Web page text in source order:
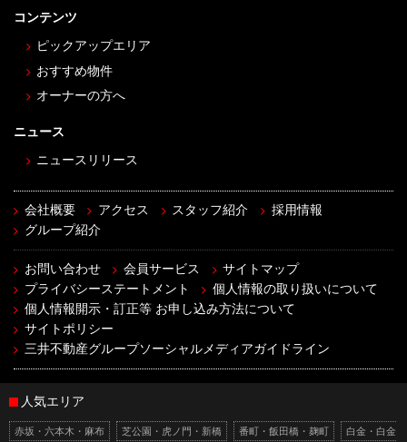
コンテンツ
ピックアップエリア
おすすめ物件
オーナーの方へ
ニュース
ニュースリリース
会社概要 アクセス スタッフ紹介
採用情報
グループ紹介
お問い合わせ 会員サービス
サイトマップ
プライバシーステートメント
個人情報の取り扱いについて
個人情報開示・訂正等 お申し込み方法について
サイトポリシー
三井不動産グループソーシャルメディアガイドライン
人気エリア
赤坂・六本木・麻布 芝公園・虎ノ門・新橋 番町・飯田橋・麹町 白金・白金